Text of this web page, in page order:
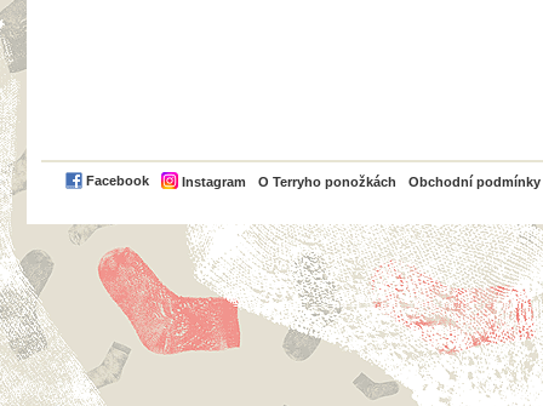
Facebook Instagram O Terryho ponožkách Obchodní podmínky
PayPal